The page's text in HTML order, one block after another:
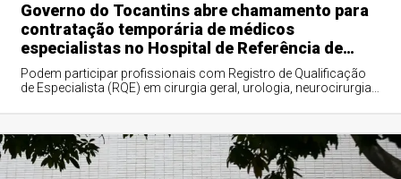
Governo do Tocantins abre chamamento para
contratação temporária de médicos
especialistas no Hospital de Referência de
Araguaína
Podem participar profissionais com Registro de Qualificação
de Especialista (RQE) em cirurgia geral, urologia, neurocirurgia,